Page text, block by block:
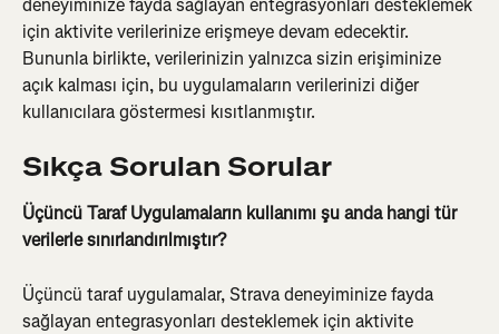
deneyiminize fayda sağlayan entegrasyonları desteklemek
için aktivite verilerinize erişmeye devam edecektir.
Bununla birlikte, verilerinizin yalnızca sizin erişiminize
açık kalması için, bu uygulamaların verilerinizi diğer
kullanıcılara göstermesi kısıtlanmıştır.
Sıkça Sorulan Sorular
Üçüncü Taraf Uygulamaların kullanımı şu anda hangi tür
verilerle sınırlandırılmıştır?
Üçüncü taraf uygulamalar, Strava deneyiminize fayda
sağlayan entegrasyonları desteklemek için aktivite